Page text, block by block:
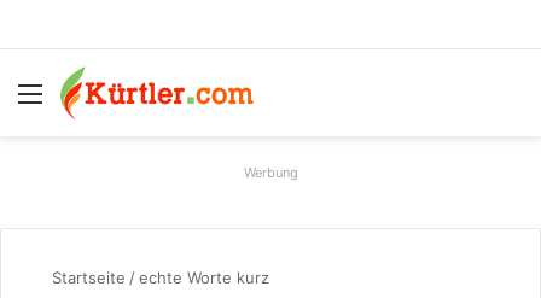
Menü
Werbung
Startseite /echte Worte kurz